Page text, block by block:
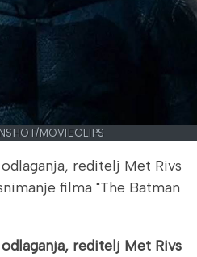
MOVIECLIPS
reditelj Met Rivs
filma "The Batman
reditelj Met Rivs